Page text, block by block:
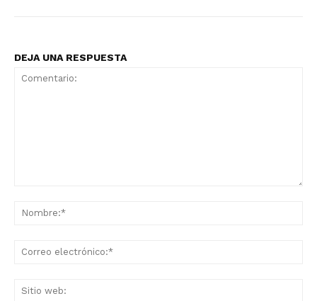
DEJA UNA RESPUESTA